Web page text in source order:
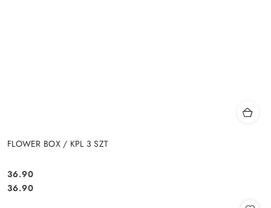
FLOWER BOX / KPL 3 SZT
Cena:
36.90
Cena:
36.90